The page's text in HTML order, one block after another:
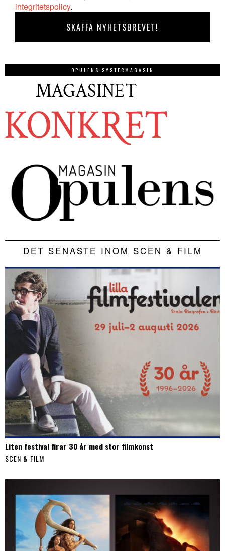
integritetspolicy.
OPULENS SYSTERMAGASIN
DET SENASTE INOM SCEN & FILM
Liten festival firar 30 år med stor filmkonst
SCEN & FILM